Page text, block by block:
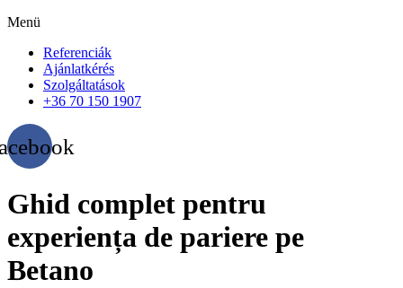
Menü
Referenciák
Ajánlatkérés
Szolgáltatások
+36 70 150 1907
Ghid complet pentru
experiența de pariere pe
Betano